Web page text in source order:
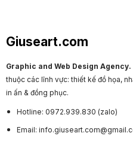
Giuseart.com
Graphic and Web Design Agency.
thuộc các lĩnh vực: thiết kế đồ họa,
in ấn & đồng phục.
Hotline: 0972.939.830 (zalo)
Email: